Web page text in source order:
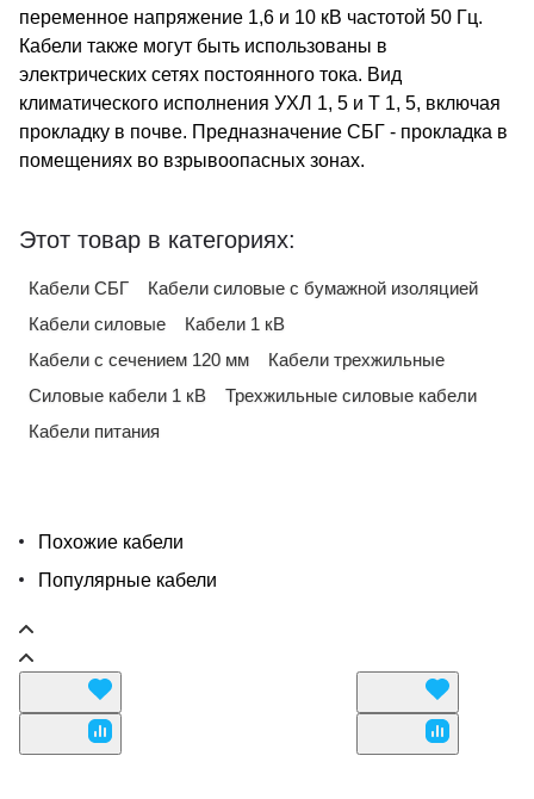
переменное напряжение 1,6 и 10 кВ частотой 50 Гц.
Кабели также могут быть использованы в
электрических сетях постоянного тока. Вид
климатического исполнения УХЛ 1, 5 и Т 1, 5, включая
прокладку в почве. Предназначение СБГ - прокладка в
помещениях во взрывоопасных зонах.
Этот товар в категориях:
Кабели СБГ
Кабели силовые с бумажной изоляцией
Кабели силовые
Кабели 1 кВ
Кабели с сечением 120 мм
Кабели трехжильные
Силовые кабели 1 кВ
Трехжильные силовые кабели
Кабели питания
Похожие кабели
Популярные кабели